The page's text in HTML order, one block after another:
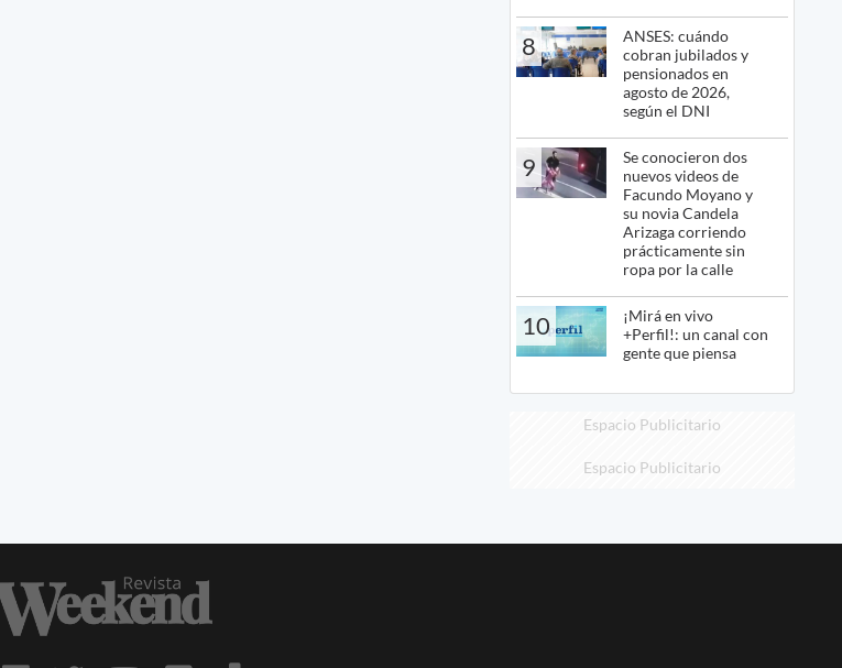
8
ANSES: cuándo
cobran jubilados y
pensionados en
agosto de 2026,
según el DNI
9
Se conocieron dos
nuevos videos de
Facundo Moyano y
su novia Candela
Arizaga corriendo
prácticamente sin
ropa por la calle
10
¡Mirá en vivo
+Perfil!: un canal con
gente que piensa
Espacio Publicitario
Espacio Publicitario